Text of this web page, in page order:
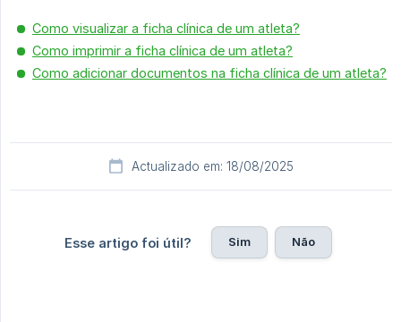
Como visualizar a ficha clínica de um atleta?
Como imprimir a ficha clínica de um atleta?
Como adicionar documentos na ficha clínica de um atleta?
Actualizado em: 18/08/2025
Esse artigo foi útil? Sim Não